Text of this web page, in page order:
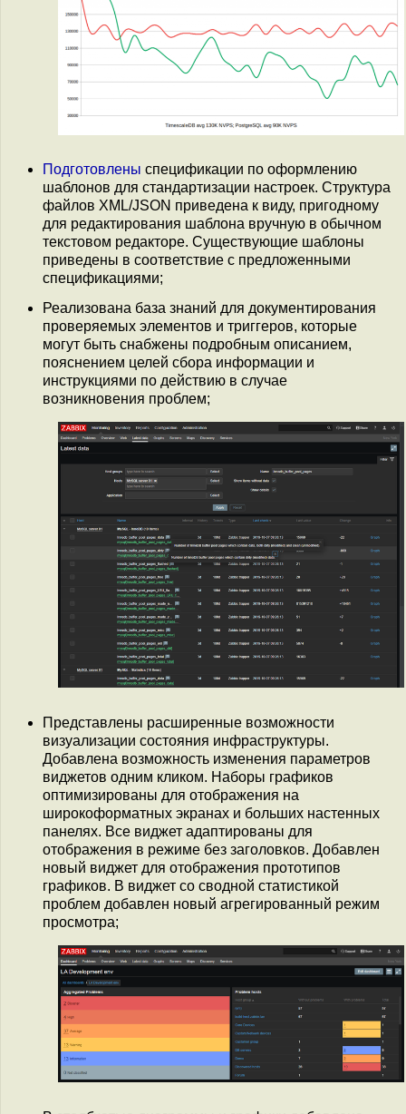
Подготовлены спецификации по оформлению
шаблонов для стандартизации настроек. Структура
файлов XML/JSON приведена к виду, пригодному
для редактирования шаблона вручную в обычном
текстовом редакторе. Существующие шаблоны
приведены в соответствие с предложенными
спецификациями;
Реализована база знаний для документирования
проверяемых элементов и триггеров, которые
могут быть снабжены подробным описанием,
пояснением целей сбора информации и
инструкциями по действию в случае
возникновения проблем;
Представлены расширенные возможности
визуализации состояния инфраструктуры.
Добавлена возможность изменения параметров
виджетов одним кликом. Наборы графиков
оптимизированы для отображения на
широкоформатных экранах и больших настенных
панелях. Все виджет адаптированы для
отображения в режиме без заголовков. Добавлен
новый виджет для отображения прототипов
графиков. В виджет со сводной статистикой
проблем добавлен новый агрегированный режим
просмотра;